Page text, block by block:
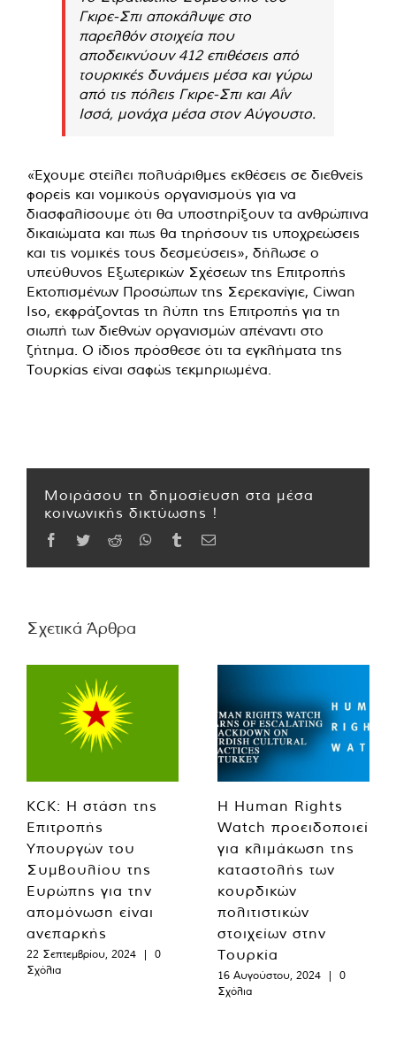
Γκιρε-Σπι αποκάλυψε στο
παρελθόν στοιχεία που
αποδεικνύουν 412 επιθέσεις από
τουρκικές δυνάμεις μέσα και γύρω
από τις πόλεις Γκιρε-Σπι και Αΐν
Ισσά, μονάχα μέσα στον Αύγουστο.
«Έχουμε στείλει πολυάριθμες εκθέσεις σε διεθνείς
φορείς και νομικούς οργανισμούς για να
διασφαλίσουμε ότι θα υποστηρίξουν τα ανθρώπινα
δικαιώματα και πως θα τηρήσουν τις υποχρεώσεις
και τις νομικές τους δεσμεύσεις», δήλωσε ο
υπεύθυνος Εξωτερικών Σχέσεων της Επιτροπής
Εκτοπισμένων Προσώπων της Σερεκανίγιε, Ciwan
Iso, εκφράζοντας τη λύπη της Επιτροπής για τη
σιωπή των διεθνών οργανισμών απέναντι στο
ζήτημα. Ο ίδιος πρόσθεσε ότι τα εγκλήματα της
Τουρκίας είναι σαφώς τεκμηριωμένα.
Μοιράσου τη δημοσίευση στα μέσα
κοινωνικής δικτύωσης !
Facebook
TwitterReddit WhatsApp
TumblrEmail
Σχετικά Άρθρα
KCK: Η στάση της
Επιτροπής
Υπουργών του
Συμβουλίου της
Ευρώπης για την
απομόνωση είναι
ανεπαρκής
22 Σεπτεμβρίου, 2024 |
0
Σχόλια
Η Human Rights
Watch προειδοποιεί
για κλιμάκωση της
καταστολής των
κουρδικών
πολιτιστικών
στοιχείων στην
Τουρκία
16 Αυγούστου, 2024 |
0
Σχόλια